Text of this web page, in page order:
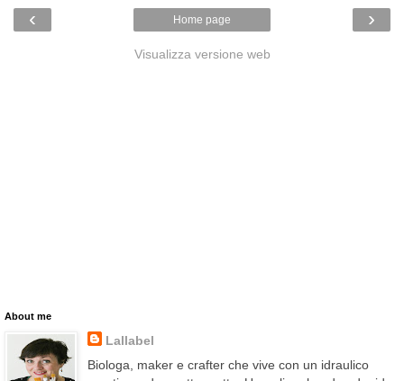
‹ ›
Home page
Visualizza versione web
About me
Lallabel
Biologa, maker e crafter che vive con un idraulico